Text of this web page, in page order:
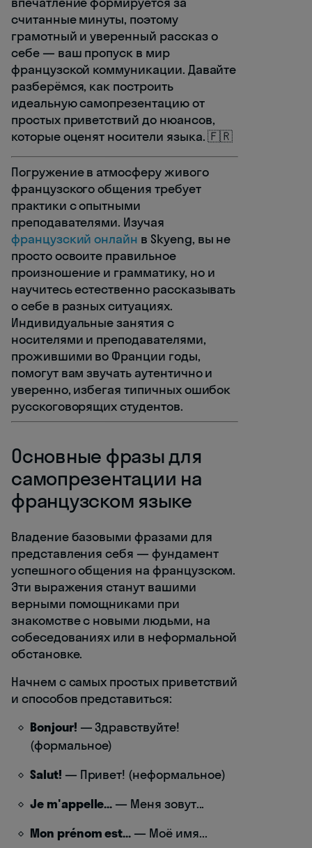
считанные минуты, поэтому
грамотный и уверенный рассказ о
себе — ваш пропуск в мир
французской коммуникации. Давайте
разберёмся, как построить
идеальную самопрезентацию от
простых приветствий до нюансов,
которые оценят носители языка. 🇫🇷
Погружение в атмосферу живого
французского общения требует
практики с опытными
преподавателями. Изучая
французский онлайн в Skyeng, вы не
просто освоите правильное
произношение и грамматику, но и
научитесь естественно рассказывать
о себе в разных ситуациях.
Индивидуальные занятия с
носителями и преподавателями,
прожившими во Франции годы,
помогут вам звучать аутентично и
уверенно, избегая типичных ошибок
русскоговорящих студентов.
Основные фразы для
самопрезентации на
французском языке
Владение базовыми фразами для
представления себя — фундамент
успешного общения на французском.
Эти выражения станут вашими
верными помощниками при
знакомстве с новыми людьми, на
собеседованиях или в неформальной
обстановке.
Начнем с самых простых приветствий
и способов представиться:
Bonjour! — Здравствуйте!
(формальное)
Salut! — Привет! (неформальное)
Je m'appelle... — Меня зовут...
Mon prénom est... — Моё имя...